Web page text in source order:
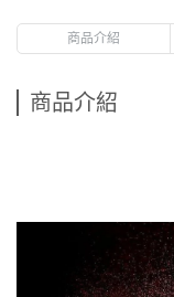
商品介紹
商品介紹